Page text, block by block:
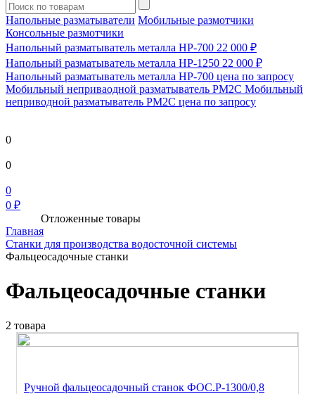
Напольные разматыватели Мобильные размотчики
Консольные размотчики
Напольный разматыватель металла HP-700 22 000 ₽
Напольный разматыватель металла HP-1250 22 000 ₽
Напольный разматыватель металла HP-700 цена по запросу
Мобильный непривaодной разматыватель РМ2С Мобильный
неприводной разматыватель РМ2С цена по запросу
0
0
0
0 ₽
Отложенные товары
Главная
Станки для производства водосточной системы
Фальцеосадочные станки
Фальцеосадочные станки
2 товара
Ручной фальцеосадочный станок ФОС.Р-1300/0,8